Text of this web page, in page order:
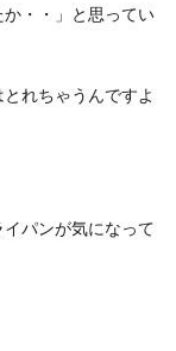
・・」と思ってい
れちゃうんですよ
パンが気になって